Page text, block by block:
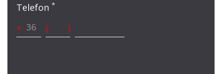
Telefon *
+ ( )